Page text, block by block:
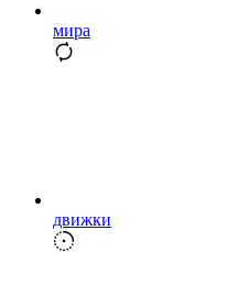
мира
движки